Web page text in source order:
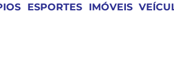
ESPORTES IMÓVEIS